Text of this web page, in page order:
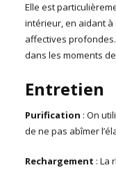
Elle est
intérieur, en aidant
affectives
dans les moments
Entretien
Purification : On
de ne pas abîmer
Rechargement : La